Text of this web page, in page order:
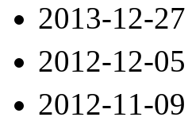
2013-12-27
2012-12-05
2012-11-09